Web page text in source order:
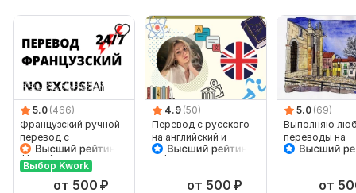
5.0 (466)
Французский ручной
перевод с
французского на
французский
Выбор Kwork
от 500 ₽
4.9 (50)
Перевод с русского
на английский и
обратно
от 500 ₽
5.0 (69)
Выполняю
переводы на
испанский язык
от